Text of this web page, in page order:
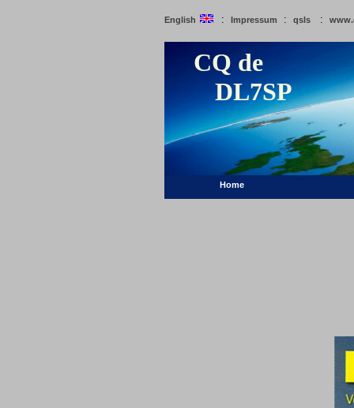
English : Impressum : qsls :
CQ de
DL7SP
Home